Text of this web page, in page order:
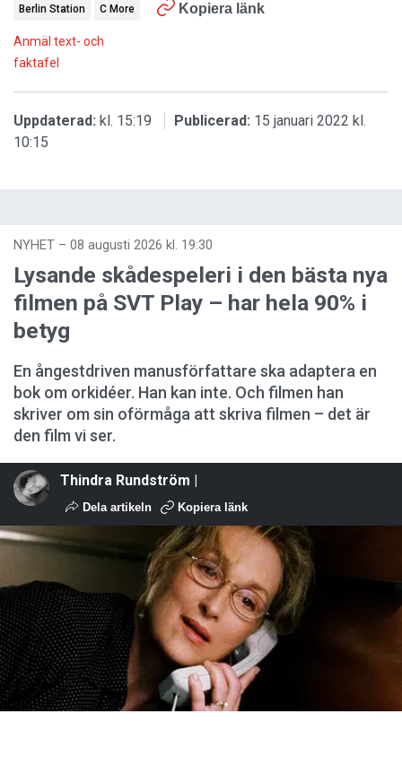
Kopiera länk
Berlin Station C More
Anmäl text- och
faktafel
Uppdaterad: kl. 15:19 Publicerad: 15 januari 2022 kl.
10:15
NYHET – 08 augusti 2026 kl. 19:30
Lysande skådespeleri i den bästa nya
filmen på SVT Play – har hela 90% i
betyg
En ångestdriven manusförfattare ska adaptera en
bok om orkidéer. Han kan inte. Och filmen han
skriver om sin oförmåga att skriva filmen – det är
den film vi ser.
Thindra Rundström |
Dela artikeln Kopiera länk